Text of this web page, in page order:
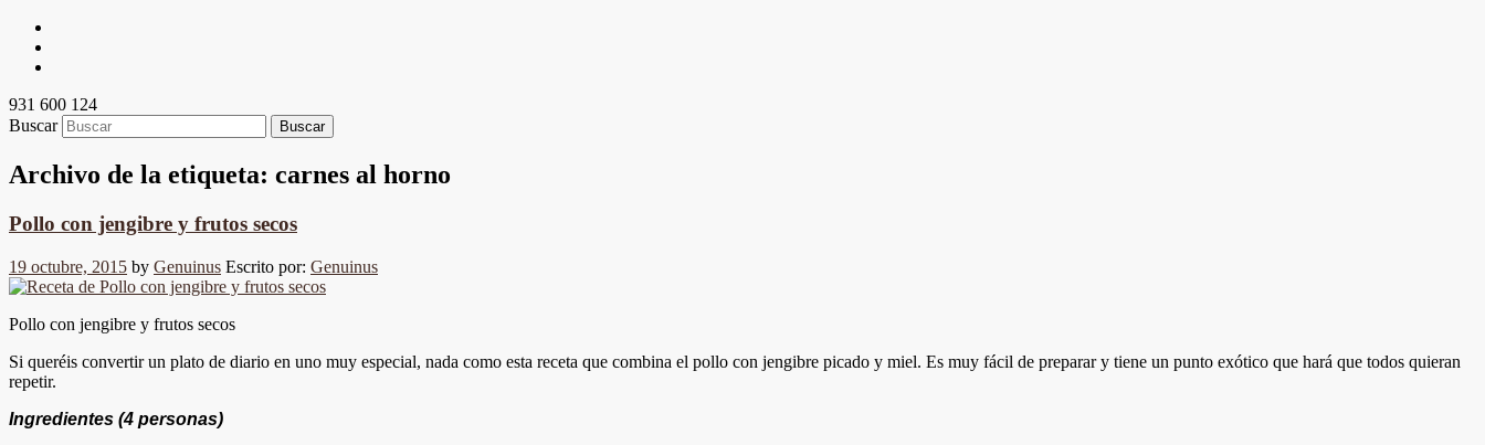
931 600 124
Buscar
Archivo de la etiqueta: carnes al horno
Pollo con jengibre y frutos secos
19 octubre, 2015 by Genuinus Escrito por: Genuinus
Pollo con jengibre y frutos secos
Si queréis convertir un plato de diario en uno muy especial, nada como esta receta que combina el pollo con jengibre picado y miel. Es muy fácil de preparar y tiene un punto exótico que hará que todos quieran
repetir.
Ingredientes (4 personas)